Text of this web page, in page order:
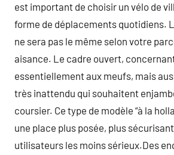
est important de choisir un vélo de
forme de déplacements quotidiens.
ne sera pas le même selon votre
aisance. Le cadre ouvert,
essentiellement aux meufs, mais
très inattendu qui souhaitent
coursier. Ce type de modèle “à la
une place plus posée, plus
utilisateurs les moins sérieux.Des